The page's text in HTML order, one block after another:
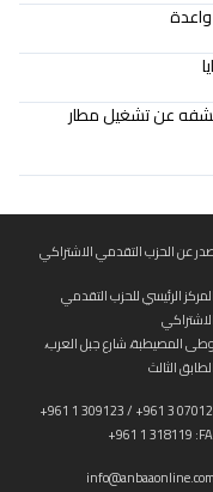
عن تشغيل مطار
عن الحزب التقدمي الاشتراكي
المركز الرئيسي للحزب التقدمي
الاشتراكي
وطى المصيطبة، شارع جبل العرب،
الطابق الثالث
+961 1 309123 / +961 3
+961 1 318119
info@anbaaonline.com